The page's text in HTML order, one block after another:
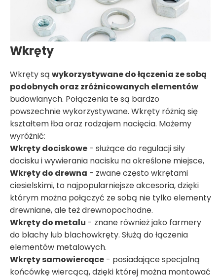
Wkręty
Wkręty są wykorzystywane do łączenia ze sobą
podobnych oraz zróżnicowanych elementów
budowlanych. Połączenia te są bardzo
powszechnie wykorzystywane. Wkręty różnią się
kształtem łba oraz rodzajem nacięcia. Możemy
wyróżnić:
Wkręty dociskowe - służące do regulacji siły
docisku i wywierania nacisku na określone miejsce,
Wkręty do drewna - zwane często wkrętami
ciesielskimi, to najpopularniejsze akcesoria, dzięki
którym można połączyć ze sobą nie tylko elementy
drewniane, ale też drewnopochodne.
Wkręty do metalu - znane również jako farmery
do blachy lub blachowkręty. Służą do łączenia
elementów metalowych.
Wkręty samowiercące - posiadające specjalną
końcówkę wiercącą, dzięki której można montować